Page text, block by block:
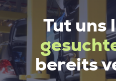
Tut uns
bereits